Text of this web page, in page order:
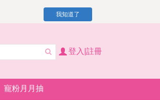
我知道了
登入|註冊
寵粉月月抽